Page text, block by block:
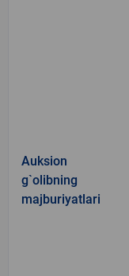
Auksion
g`olibning
majburiyatlari